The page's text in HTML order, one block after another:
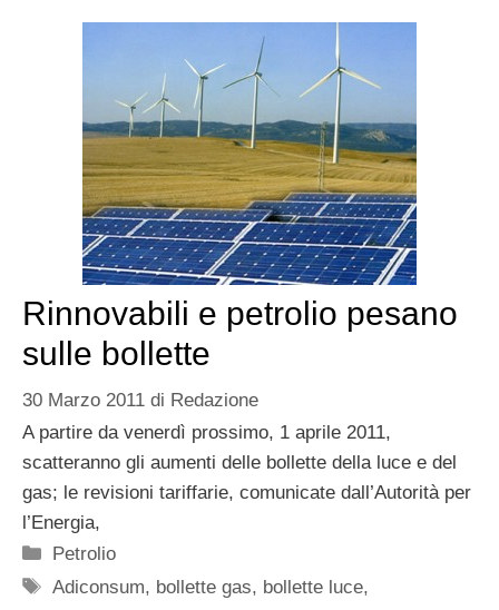
Rinnovabili e petrolio pesano
sulle bollette
30 Marzo 2011 di Redazione
A partire da venerdì prossimo, 1 aprile 2011,
scatteranno gli aumenti delle bollette della luce e del
gas; le revisioni tariffarie, comunicate dall’Autorità per
l’Energia,
Categorie
Petrolio
Tag
Adiconsum, bollette gas, bollette luce,